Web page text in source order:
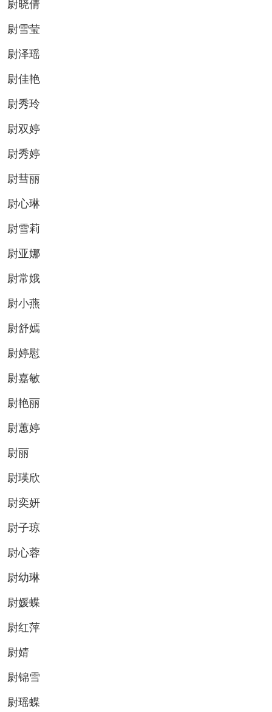
尉晓倩
尉雪莹
尉泽瑶
尉佳艳
尉秀玲
尉双婷
尉秀婷
尉彗丽
尉心琳
尉雪莉
尉亚娜
尉常娥
尉小燕
尉舒嫣
尉婷慰
尉嘉敏
尉艳丽
尉蕙婷
尉丽
尉瑛欣
尉奕妍
尉子琼
尉心蓉
尉幼琳
尉媛蝶
尉红萍
尉婧
尉锦雪
尉瑶蝶